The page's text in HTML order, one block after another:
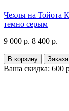
Чехлы на Тойота
темно серым
9 000 р. 8 400 р.
В корзину
Ваша скидка: 600